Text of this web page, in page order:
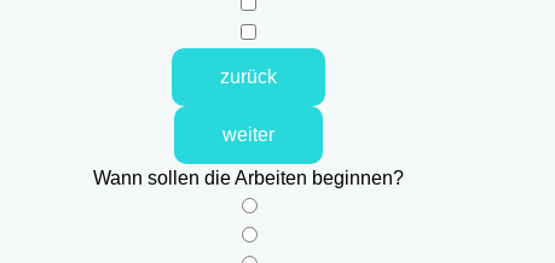
zurück
weiter
Wann sollen die Arbeiten beginnen?